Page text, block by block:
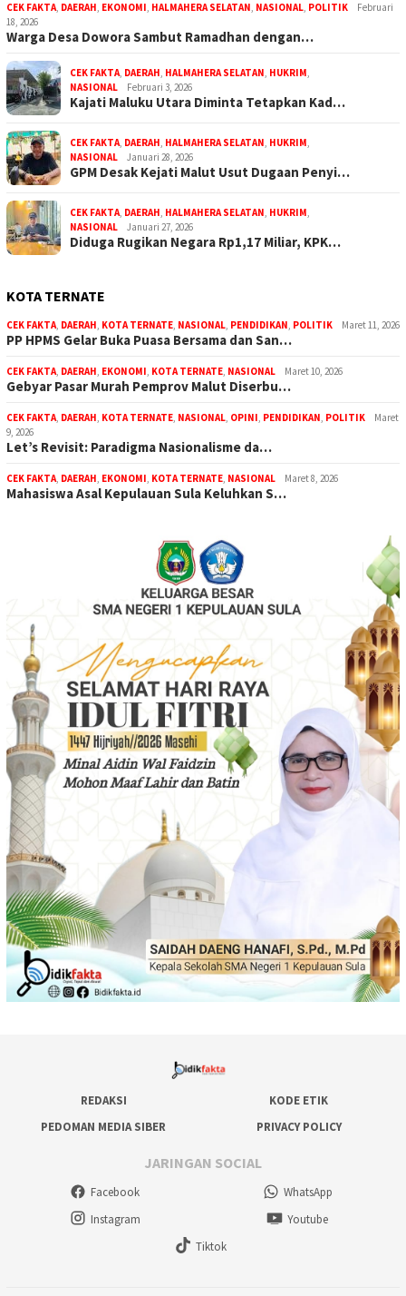
CEK FAKTA, DAERAH, EKONOMI, HALMAHERA SELATAN, NASIONAL, POLITIK
Februari
18, 2026
Warga Desa Dowora Sambut Ramadhan dengan…
CEK FAKTA, DAERAH, HALMAHERA SELATAN, HUKRIM,
NASIONAL
Februari 3, 2026
Kajati Maluku Utara Diminta Tetapkan Kad…
CEK FAKTA, DAERAH, HALMAHERA SELATAN, HUKRIM,
NASIONAL
Januari 28, 2026
GPM Desak Kejati Malut Usut Dugaan Penyi…
CEK FAKTA, DAERAH, HALMAHERA SELATAN, HUKRIM,
NASIONAL
Januari 27, 2026
Diduga Rugikan Negara Rp1,17 Miliar, KPK…
KOTA TERNATE
CEK FAKTA, DAERAH, KOTA TERNATE, NASIONAL, PENDIDIKAN, POLITIK Maret 11, 2026
PP HPMS Gelar Buka Puasa Bersama dan San…
CEK FAKTA, DAERAH, EKONOMI, KOTA TERNATE, NASIONAL Maret 10, 2026
Gebyar Pasar Murah Pemprov Malut Diserbu…
CEK FAKTA, DAERAH, KOTA TERNATE, NASIONAL, OPINI, PENDIDIKAN, POLITIK
Maret
9, 2026
Let’s Revisit: Paradigma Nasionalisme da…
CEK FAKTA, DAERAH, EKONOMI, KOTA TERNATE, NASIONAL Maret 8, 2026
Mahasiswa Asal Kepulauan Sula Keluhkan S…
REDAKSI
KODE ETIK
PEDOMAN MEDIA SIBER
PRIVACY POLICY
JARINGAN SOCIAL
Facebook
WhatsApp
Instagram
Youtube
Tiktok